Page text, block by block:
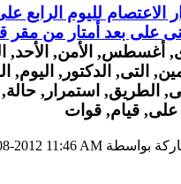
الاعتصام لليوم الرابع
على بعد أمتار من مقر
بواسطة 2012 11:46 AM